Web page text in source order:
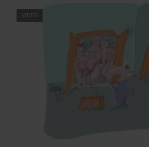
VIDEO